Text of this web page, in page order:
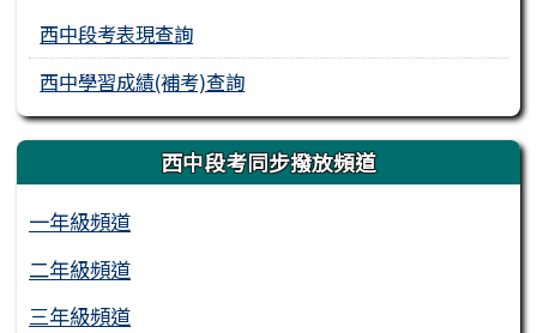
西中段考表現查詢
西中學習成績(補考)查詢
西中段考同步撥放頻道
一年級頻道
二年級頻道
三年級頻道